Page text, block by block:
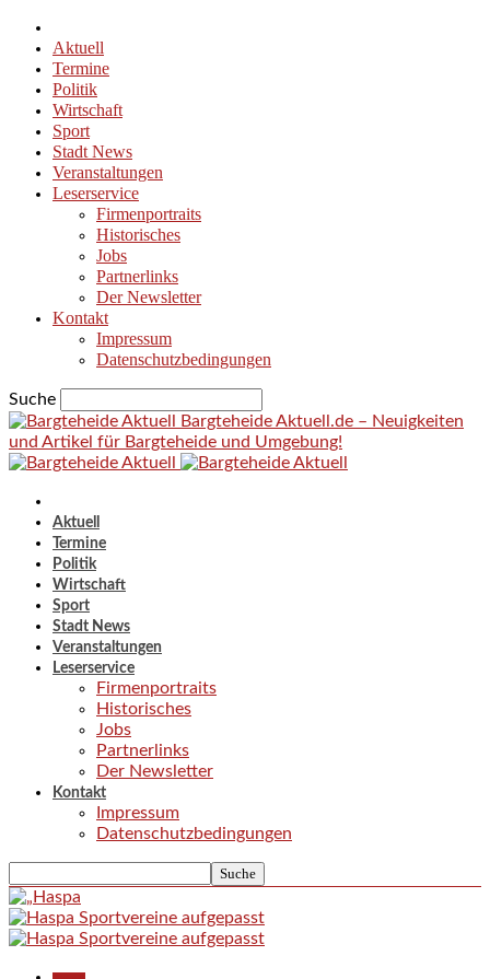
Aktuell
Termine
Politik
Wirtschaft
Sport
Stadt News
Veranstaltungen
Leserservice
Firmenportraits
Historisches
Jobs
Partnerlinks
Der Newsletter
Kontakt
Impressum
Datenschutzbedingungen
Suche
Bargteheide Aktuell.de – Neuigkeiten
und Artikel für Bargteheide und Umgebung!
Aktuell
Termine
Politik
Wirtschaft
Sport
Stadt News
Veranstaltungen
Leserservice
Firmenportraits
Historisches
Jobs
Partnerlinks
Der Newsletter
Kontakt
Impressum
Datenschutzbedingungen